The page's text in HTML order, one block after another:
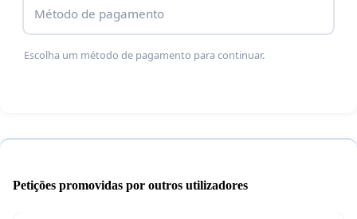
Método de pagamento
Escolha um método de pagamento para continuar.
Petições promovidas por outros utilizadores